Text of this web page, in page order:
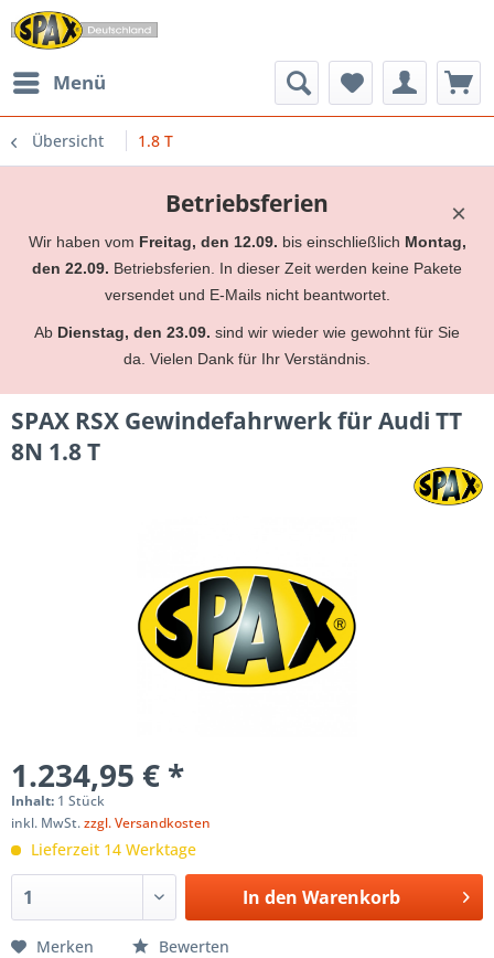
Menü
Übersicht 1.8 T
×
Betriebsferien
Wir haben vom Freitag, den 12.09. bis einschließlich Montag,
den 22.09. Betriebsferien. In dieser Zeit werden keine Pakete
versendet und E-Mails nicht beantwortet.
Ab Dienstag, den 23.09. sind wir wieder wie gewohnt für Sie
da. Vielen Dank für Ihr Verständnis.
SPAX RSX Gewindefahrwerk für Audi TT
8N 1.8 T
1.234,95 € *
Inhalt: 1 Stück
inkl. MwSt.zzgl. Versandkosten
Lieferzeit 14 Werktage
In den Warenkorb
Merken Bewerten